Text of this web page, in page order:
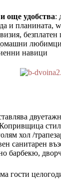
още удобства:
и планината,
безплатен
навици
хол /
санитарен
барбекю,
гости